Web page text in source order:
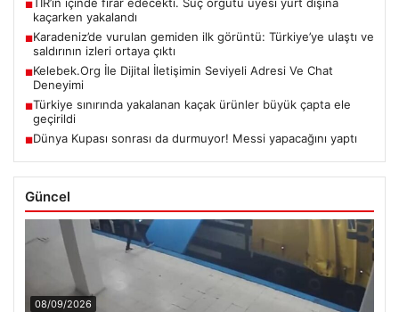
■TIR’ın içinde firar edecekti. Suç örgütü üyesi yurt dışına
kaçarken yakalandı
■Karadeniz’de vurulan gemiden ilk görüntü: Türkiye’ye ulaştı ve
saldırının izleri ortaya çıktı
■Kelebek.Org İle Dijital İletişimin Seviyeli Adresi Ve Chat
Deneyimi
■Türkiye sınırında yakalanan kaçak ürünler büyük çapta ele
geçirildi
■Dünya Kupası sonrası da durmuyor! Messi yapacağını yaptı
Güncel
08/09/2026